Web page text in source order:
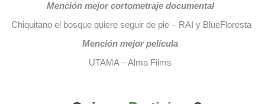
Mención mejor cortometraje documental
Chiquitano el bosque quiere seguir de pie – RAI y BlueFloresta
Mención mejor película
UTAMA – Alma Films